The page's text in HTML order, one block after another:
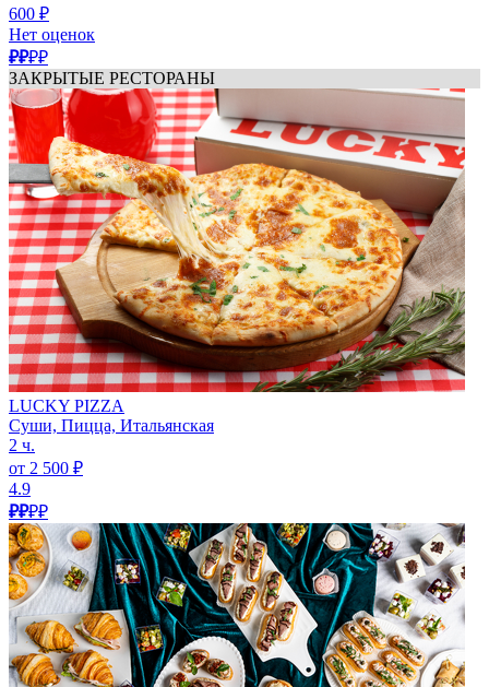
600 ₽
Нет оценок
₽₽₽₽
ЗАКРЫТЫЕ РЕСТОРАНЫ
LUCKY PIZZA
Суши, Пицца, Итальянская
2 ч.
от 2 500 ₽
4.9
₽₽₽₽